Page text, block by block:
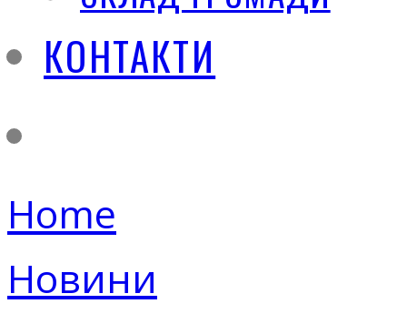
КОНТАКТИ
Home
Новини